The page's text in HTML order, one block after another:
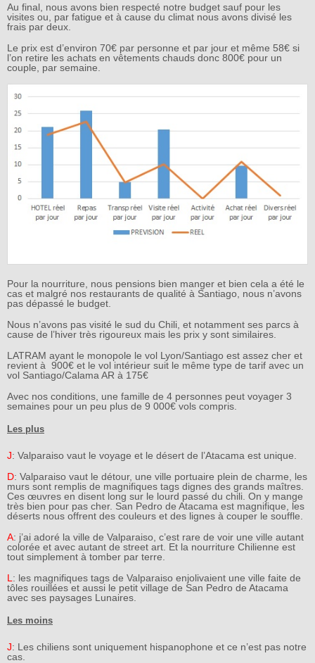
Au final, nous avons bien respecté notre budget sauf pour les
visites ou, par fatigue et à cause du climat nous avons divisé les
frais par deux.
Le prix est d’environ 70€ par personne et par jour et même 58€ si
l’on retire les achats en vêtements chauds donc 800€ pour un
couple, par semaine.
Pour la nourriture, nous pensions bien manger et bien cela a été le
cas et malgré nos restaurants de qualité à Santiago, nous n’avons
pas dépassé le budget.
Nous n’avons pas visité le sud du Chili, et notamment ses parcs à
cause de l’hiver très rigoureux mais les prix y sont similaires.
LATRAM ayant le monopole le vol Lyon/Santiago est assez cher et
revient à 900€ et le vol intérieur suit le même type de tarif avec un
vol Santiago/Calama AR à 175€
Avec nos conditions, une famille de 4 personnes peut voyager 3
semaines pour un peu plus de 9 000€ vols compris.
Les plus
J: Valparaiso vaut le voyage et le désert de l’Atacama est unique.
D: Valparaiso vaut le détour, une ville portuaire plein de charme, les
murs sont remplis de magnifiques tags dignes des grands maîtres.
Ces œuvres en disent long sur le lourd passé du chili. On y mange
très bien pour pas cher. San Pedro de Atacama est magnifique, les
déserts nous offrent des couleurs et des lignes à couper le souffle.
A: j’ai adoré la ville de Valparaiso, c’est rare de voir une ville autant
colorée et avec autant de street art. Et la nourriture Chilienne est
tout simplement à tomber par terre.
L : les magnifiques tags de Valparaiso enjolivaient une ville faite de
tôles rouillées et aussi le petit village de San Pedro de Atacama
avec ses paysages Lunaires.
Les moins
J: Les chiliens sont uniquement hispanophone et ce n’est pas notre
cas.